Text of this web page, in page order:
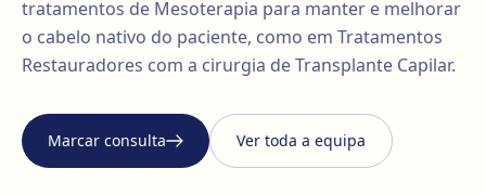
tratamentos de Mesoterapia para manter e melhorar
o cabelo nativo do paciente, como em Tratamentos
Restauradores com a cirurgia de Transplante Capilar.
Marcar consulta Ver toda a equipa